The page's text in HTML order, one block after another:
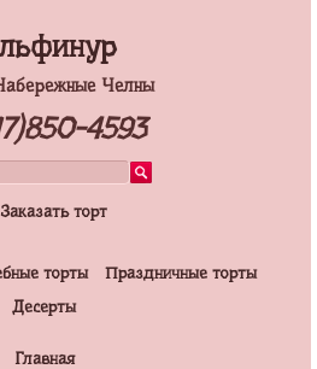
Челны
4593
Заказать торт
торты
Праздничные торты
Десерты
Главная